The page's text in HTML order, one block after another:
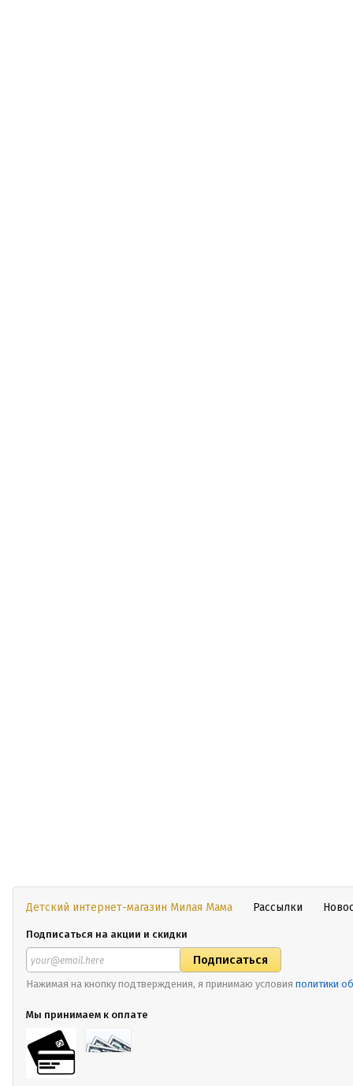
Детский интернет-магазин Милая Мама Рассылки
Подписаться на акции и скидки
Нажимая на кнопку подтверждения, я принимаю условия политики
Мы принимаем к оплате